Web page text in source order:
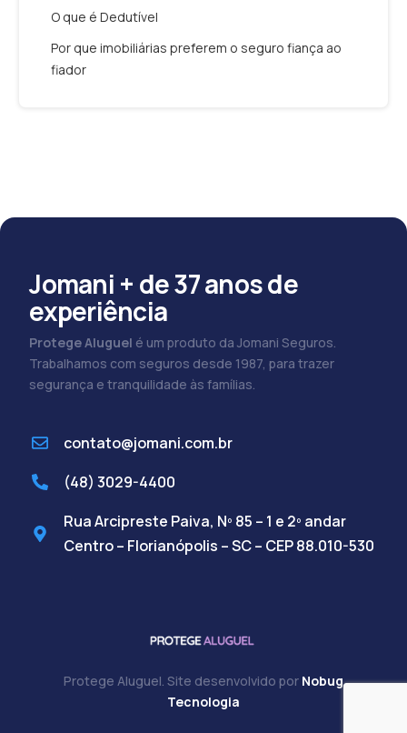
O que é Dedutível
Por que imobiliárias preferem o seguro fiança ao
fiador
Jomani + de 37 anos de
experiência
Protege Aluguel é um produto da Jomani Seguros.
Trabalhamos com seguros desde 1987, para trazer
segurança e tranquilidade às famílias.
contato@jomani.com.br
(48) 3029-4400
Rua Arcipreste Paiva, Nº 85 – 1 e 2º andar
Centro – Florianópolis – SC – CEP 88.010-530
Protege Aluguel. Site desenvolvido por Nobug
Tecnologia
Cadastre-se